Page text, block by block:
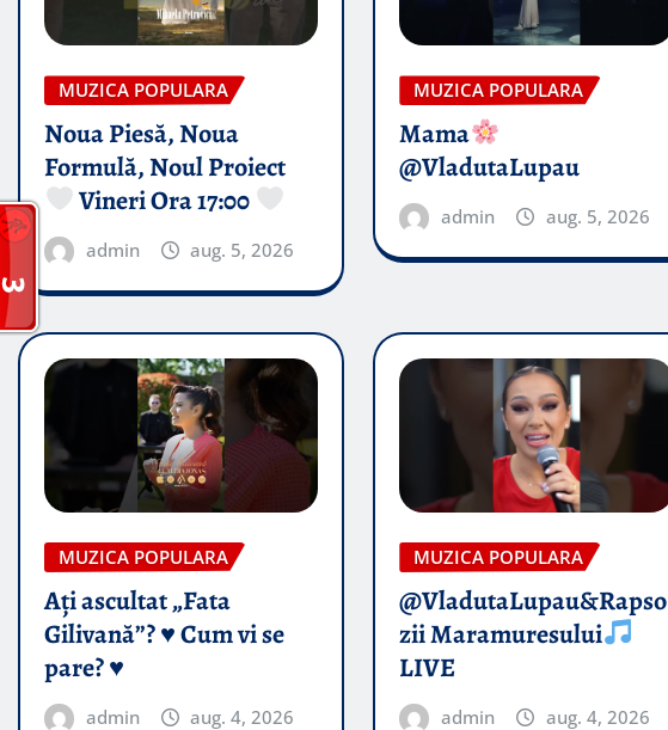
MUZICA POPULARA
Noua Piesă, Noua
Formulă, Noul Proiect
Vineri Ora 17:00
admin aug. 5, 2026
MUZICA POPULARA
Mama
@VladutaLupau
admin aug. 5, 2026
MUZICA POPULARA
Ați ascultat „Fata
Gilivană”? ♥️ Cum vi se
pare? ♥️
admin aug. 4, 2026
MUZICA POPULARA
@VladutaLupau&Rapso
zii Maramuresului
LIVE
admin aug. 4, 2026